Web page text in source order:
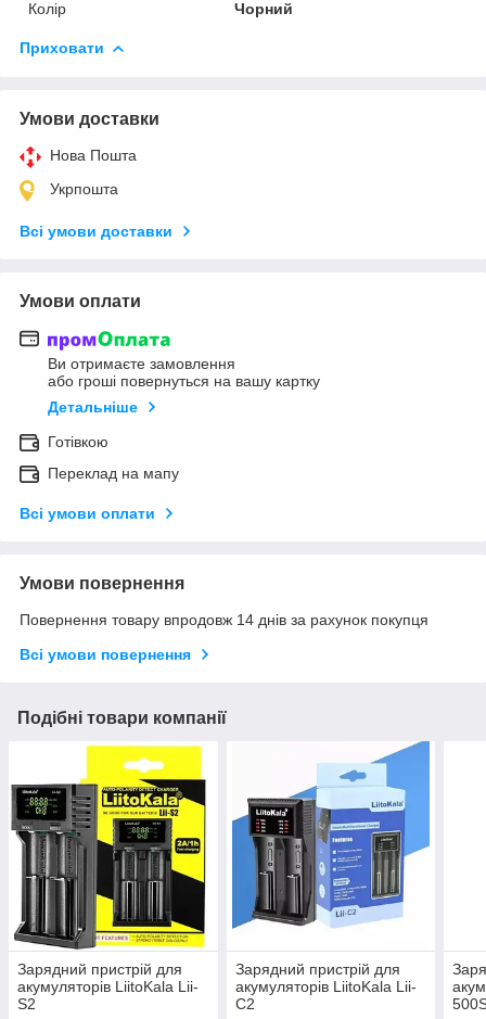
Колір
Чорний
Приховати
Умови доставки
Нова Пошта
Укрпошта
Всі умови доставки
Умови оплати
Ви отримаєте замовлення
або гроші повернуться на вашу картку
Детальніше
Готівкою
Переклад на мапу
Всі умови оплати
Умови повернення
Повернення товару впродовж 14 днів за рахунок покупця
Всі умови повернення
Подібні товари компанії
Зарядний пристрій для
акумуляторів LiitoKala Lii-
S2
Зарядний пристрій для
акумуляторів LiitoKala Lii-
C2